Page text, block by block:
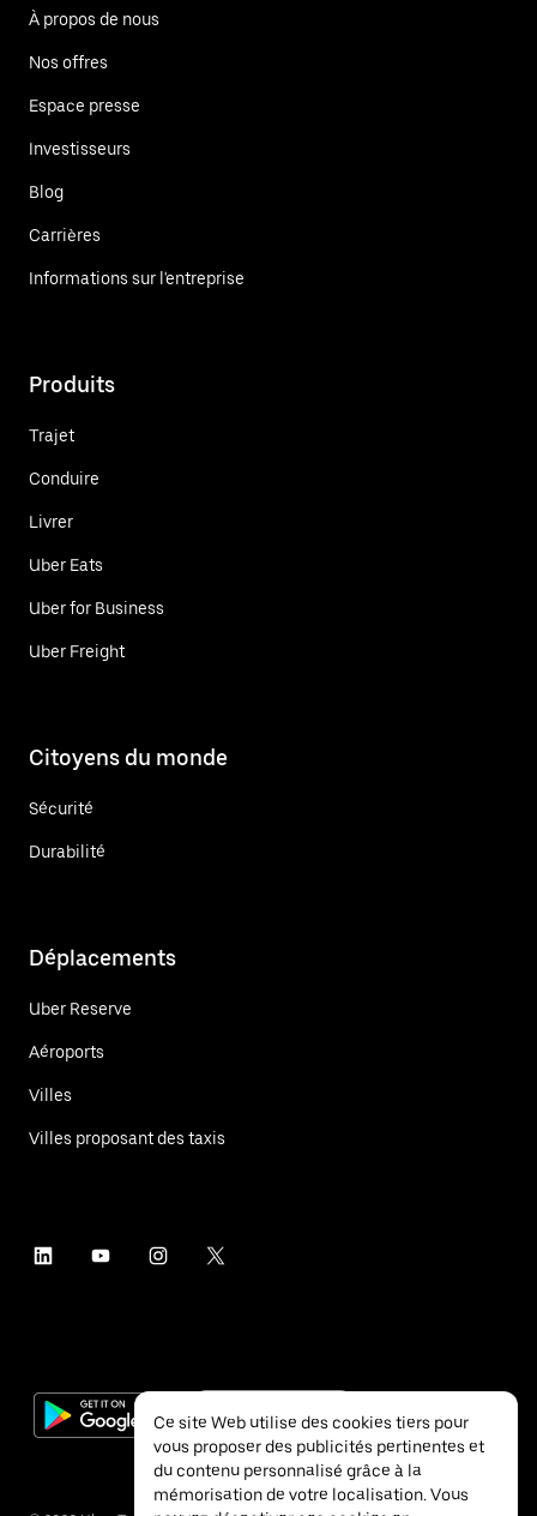
À propos de nous
Nos offres
Espace presse
Investisseurs
Blog
Carrières
Informations sur l'entreprise
Produits
Trajet
Conduire
Livrer
Uber Eats
Uber for Business
Uber Freight
Citoyens du monde
Sécurité
Durabilité
Déplacements
Uber Reserve
Aéroports
Villes
Villes proposant des taxis
Ce site Web utilise des cookies tiers pour
vous proposer des publicités pertinentes et
du contenu personnalisé grâce à la
mémorisation de votre localisation. Vous